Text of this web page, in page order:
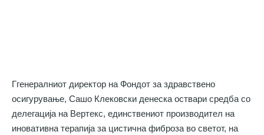
Ггенералниот директор на Фондот за здравствено
осигурување, Сашо Клековски денеска оствари средба со
делегација на Вертекс, единствениот производител на
иновативна терапија за цистична фиброза во светот, на